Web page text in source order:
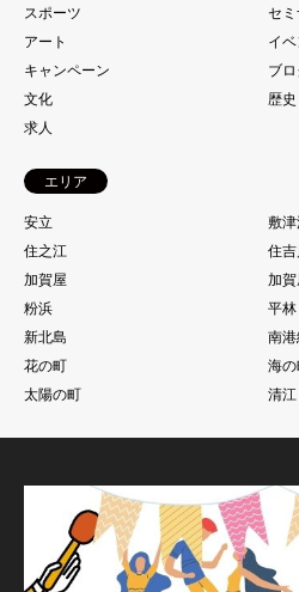
スポーツ
セ
アート
イベ
キャンペーン
ブ
文化
歴史
求人
エリア
安立
敷
住之江
住
加賀屋
加
粉浜
平林
新北島
南
花の町
海
太陽の町
清江